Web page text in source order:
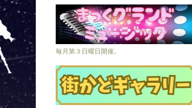
毎月第３日曜日開催。